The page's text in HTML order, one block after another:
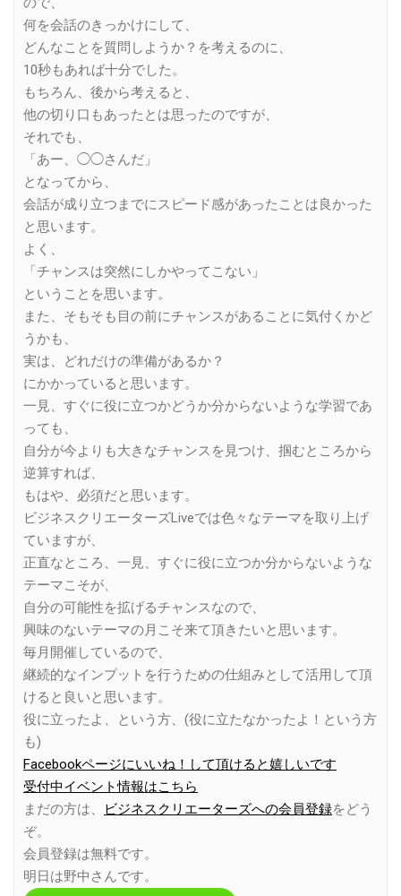
何を会話のきっかけにして、
どんなことを質問しようか？を考えるのに、
10秒もあれば十分でした。
もちろん、後から考えると、
他の切り口もあったとは思ったのですが、
それでも、
「あー、◯◯さんだ」
となってから、
会話が成り立つまでにスピード感があったことは良かった
と思います。
よく、
「チャンスは突然にしかやってこない」
ということを思います。
また、そもそも目の前にチャンスがあることに気付くかど
うかも、
実は、どれだけの準備があるか？
にかかっていると思います。
一見、すぐに役に立つかどうか分からないような学習であ
っても、
自分が今よりも大きなチャンスを見つけ、掴むところから
逆算すれば、
もはや、必須だと思います。
ビジネスクリエーターズLiveでは色々なテーマを取り上げ
ていますが、
正直なところ、一見、すぐに役に立つか分からないような
テーマこそが、
自分の可能性を拡げるチャンスなので、
興味のないテーマの月こそ来て頂きたいと思います。
毎月開催しているので、
継続的なインプットを行うための仕組みとして活用して頂
けると良いと思います。
役に立ったよ、という方、(役に立たなかったよ！という方
も)
Facebookページにいいね！して頂けると嬉しいです
受付中イベント情報はこちら
まだの方は、
ビジネスクリエーターズへの会員登録をどう
ぞ。
会員登録は無料です。
明日は野中さんです。